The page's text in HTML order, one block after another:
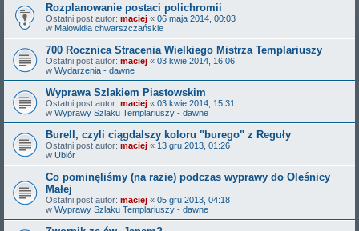
Rozplanowanie postaci polichromii
Ostatni post autor: maciej « 06 maja 2014, 00:03
w Malowidła chwarszczańskie
700 Rocznica Stracenia Wielkiego Mistrza Templariuszy
Ostatni post autor: maciej « 03 kwie 2014, 16:06
w Wydarzenia - dawne
Wyprawa Szlakiem Piastowskim
Ostatni post autor: maciej « 03 kwie 2014, 15:31
w Wyprawy Szlaku Templariuszy - dawne
Burell, czyli ciągdalszy koloru "burego" z Reguły
Ostatni post autor: maciej « 13 gru 2013, 01:26
w Ubiór
Co pominęliśmy (na razie) podczas wyprawy do Oleśnicy
Małej
Ostatni post autor: maciej « 05 gru 2013, 04:18
w Wyprawy Szlaku Templariuszy - dawne